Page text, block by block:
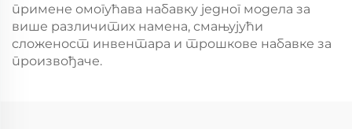
примене омогућава набавку једног модела за
више различитих намена, смањујући
сложеност инвентара и трошкове набавке за
произвођаче.